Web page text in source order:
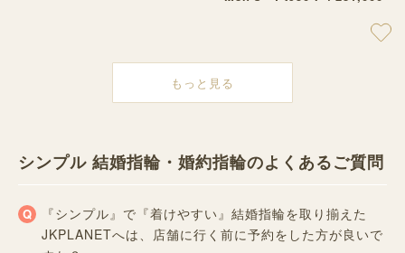
もっと見る
シンプル 結婚指輪・婚約指輪のよくあるご質問
『シンプル』で『着けやすい』結婚指輪を取り揃えた
JKPLANETへは、店舗に行く前に予約をした方が良いで